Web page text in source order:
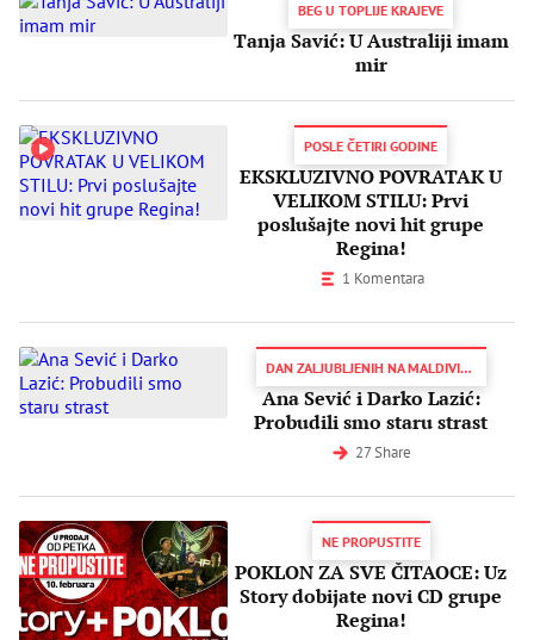
BEG U TOPLIJE KRAJEVE
Tanja Savić: U Australiji imam
mir
POSLE ČETIRI GODINE
EKSKLUZIVNO POVRATAK U
VELIKOM STILU: Prvi
poslušajte novi hit grupe
Regina!
1 Komentara
DAN ZALJUBLJENIH NA MALDIVIMA
Ana Sević i Darko Lazić:
Probudili smo staru strast
27 Share
NE PROPUSTITE
POKLON ZA SVE ČITAOCE: Uz
Story dobijate novi CD grupe
Regina!